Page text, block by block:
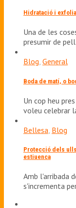
Hidratació i
Una de les
presumir de
Blog, General
Boda de matí, o
Un cop heu
voleu celebrar
Bellesa Blog
Protecció dels
estiuenca
Amb l'arribada
s'incrementa